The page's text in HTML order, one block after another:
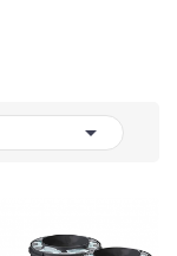
